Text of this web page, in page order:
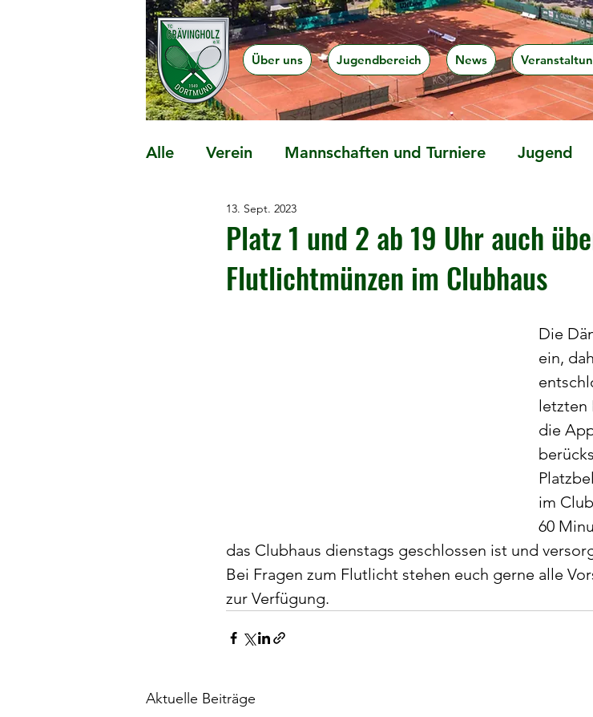
Über uns Jugendbereich News
Alle Verein Mannschaften und Turniere Jugend
Präventionsangebote
Platz 1 und 2 ab 19 Uhr auch
Flutlichtmünzen im Clubhaus
13. Sept. 2023
Die
ein,
letzten
die
im
60
das Clubhaus dienstags geschlossen ist und
Bei Fragen zum Flutlicht stehen euch gerne alle
zur Verfügung.
Aktuelle Beiträge